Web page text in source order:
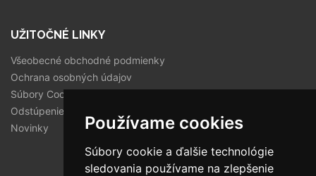
Používame cookies
Súbory cookie a ďalšie technológie
sledovania používame na zlepšenie
UŽITOČNÉ LINKY
Všeobecné obchodné podmienky
Ochrana osobných údajov
Súbory Cookies
Odstúpenie od zmluvy
Novinky